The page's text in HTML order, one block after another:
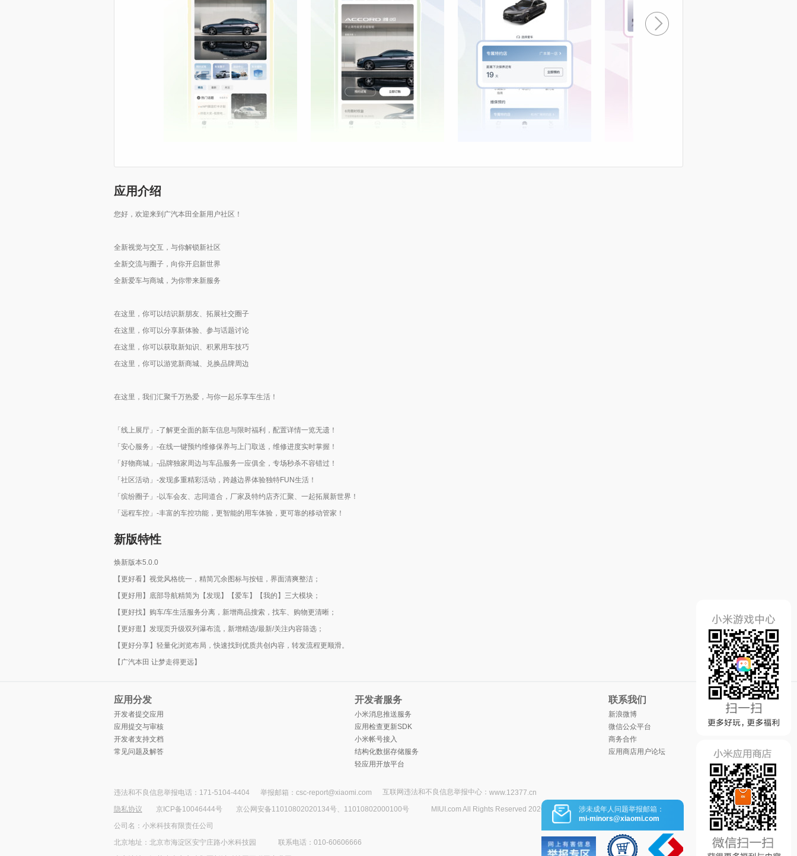
应用介绍
您好，欢迎来到广汽本田全新用户社区！
全新视觉与交互，与你解锁新社区
全新交流与圈子，向你开启新世界
全新爱车与商城，为你带来新服务
在这里，你可以结识新朋友、拓展社交圈子
在这里，你可以分享新体验、参与话题讨论
在这里，你可以获取新知识、积累用车技巧
在这里，你可以游览新商城、兑换品牌周边
在这里，我们汇聚千万热爱，与你一起乐享车生活！
「线上展厅」-了解更全面的新车信息与限时福利，配置详情一览无遗！
「安心服务」-在线一键预约维修保养与上门取送，维修进度实时掌握！
「好物商城」-品牌独家周边与车品服务一应俱全，专场秒杀不容错过！
「社区活动」-发现多重精彩活动，跨越边界体验独特FUN生活！
「缤纷圈子」-以车会友、志同道合，厂家及特约店齐汇聚、一起拓展新世界！
「远程车控」-丰富的车控功能，更智能的用车体验，更可靠的移动管家！
新版特性
焕新版本5.0.0
【更好看】视觉风格统一，精简冗余图标与按钮，界面清爽整洁；
【更好用】底部导航精简为【发现】【爱车】【我的】三大模块；
【更好找】购车/车生活服务分离，新增商品搜索，找车、购物更清晰；
【更好逛】发现页升级双列瀑布流，新增精选/最新/关注内容筛选；
【更好分享】轻量化浏览布局，快速找到优质共创内容，转发流程更顺滑。
【广汽本田 让梦走得更远】
应用分发
开发者提交应用
应用提交与审核
开发者支持文档
常见问题及解答
开发者服务
小米消息推送服务
应用检查更新SDK
小米帐号接入
结构化数据存储服务
轻应用开放平台
联系我们
新浪微博
微信公众平台
商务合作
应用商店用户论坛
违法和不良信息举报电话：171-5104-4404 举报邮箱：csc-report@xiaomi.com 互联网违法和不良信息举报中心： www.12377.cn
隐私协议
京ICP备10046444号 京公网安备11010802020134号、11010802000100号
MIUI.com All Rights Reserved 2026
公司名：小米科技有限责任公司
北京地址：北京市海淀区安宁庄路小米科技园
联系电话：010-60606666
涉未成年人问题举报邮箱：
mi-minors@xiaomi.com